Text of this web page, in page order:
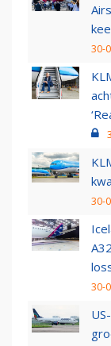
30-
30-
30-